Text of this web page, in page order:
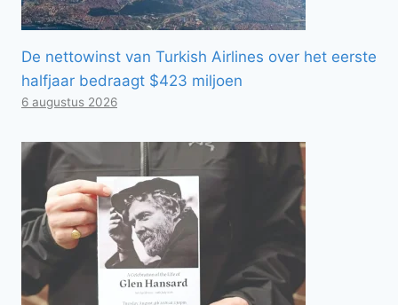
De nettowinst van Turkish Airlines over het eerste
halfjaar bedraagt ​​$423 miljoen
6 augustus 2026